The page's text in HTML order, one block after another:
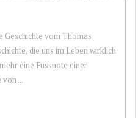
Geschichte vom Thomas
die uns im Leben wirklich
eine Fussnote einer
...